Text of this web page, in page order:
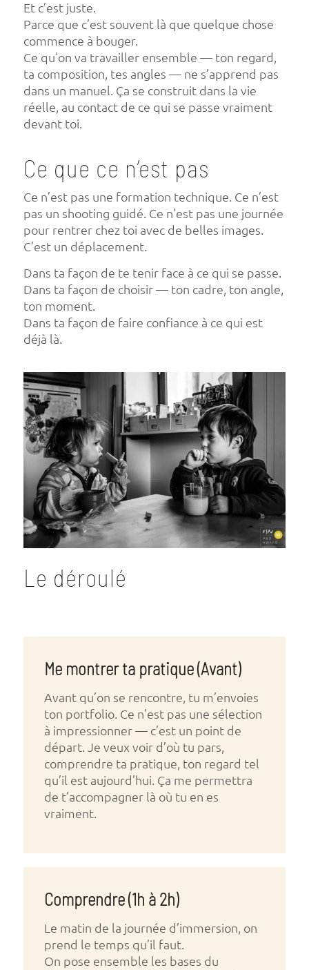
Et c’est juste.
Parce que c’est souvent là que quelque chose
commence à bouger.
Ce qu’on va travailler ensemble — ton regard,
ta composition, tes angles — ne s’apprend pas
dans un manuel. Ça se construit dans la vie
réelle, au contact de ce qui se passe vraiment
devant toi.
Ce que ce n’est pas
Ce n’est pas une formation technique. Ce n’est
pas un shooting guidé. Ce n’est pas une journée
pour rentrer chez toi avec de belles images.
C’est un déplacement.
Dans ta façon de te tenir face à ce qui se passe.
Dans ta façon de choisir — ton cadre, ton angle,
ton moment.
Dans ta façon de faire confiance à ce qui est
déjà là.
Le déroulé
Me montrer ta pratique (Avant)
Avant qu’on se rencontre, tu m’envoies
ton portfolio. Ce n’est pas une sélection
à impressionner — c’est un point de
départ. Je veux voir d’où tu pars,
comprendre ta pratique, ton regard tel
qu’il est aujourd’hui. Ça me permettra
de t’accompagner là où tu en es
vraiment.
Comprendre (1h à 2h)
Le matin de la journée d’immersion, on
prend le temps qu’il faut.
On pose ensemble les bases du